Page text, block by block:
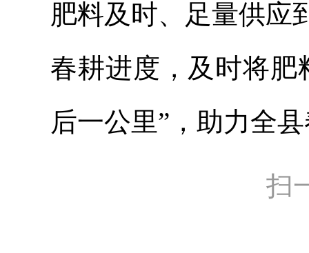
肥料及时、足量供应
春耕进度，及时将肥
后一公里”，助力全
扫